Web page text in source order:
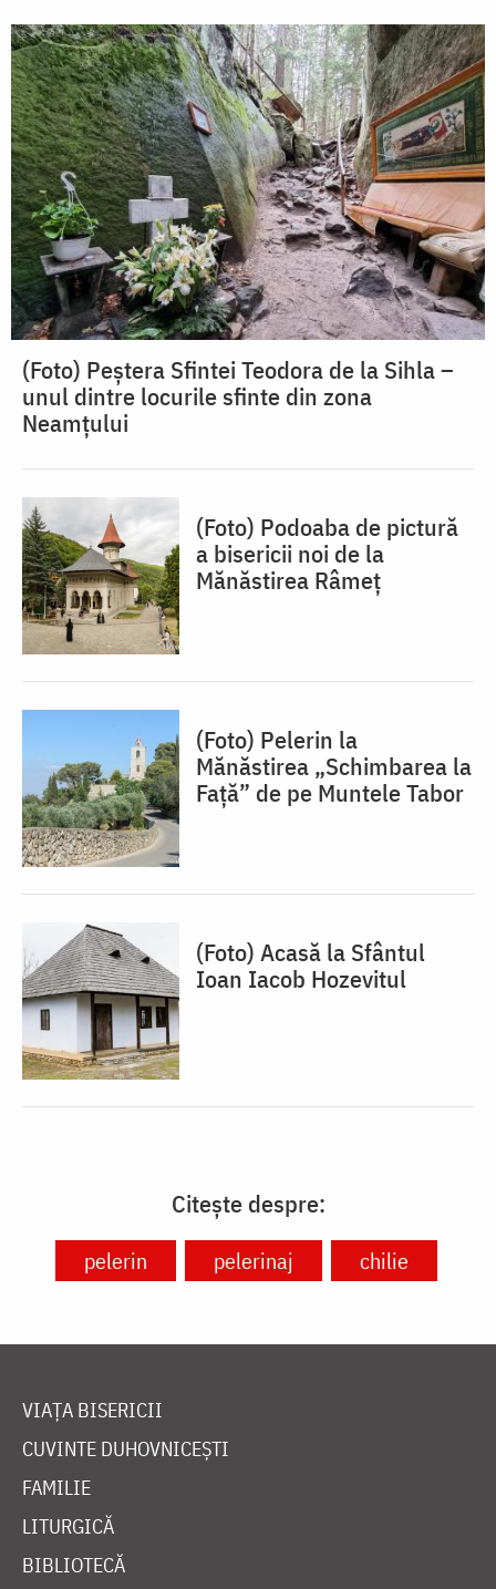
(Foto) Peștera Sfintei Teodora de la Sihla –
unul dintre locurile sfinte din zona
Neamțului
(Foto) Podoaba de pictură
a bisericii noi de la
Mănăstirea Râmeț
(Foto) Pelerin la
Mănăstirea „Schimbarea la
Față” de pe Muntele Tabor
(Foto) Acasă la Sfântul
Ioan Iacob Hozevitul
Citește despre:
pelerin pelerinaj chilie
VIAȚA BISERICII
CUVINTE DUHOVNICEȘTI
FAMILIE
LITURGICĂ
BIBLIOTECĂ